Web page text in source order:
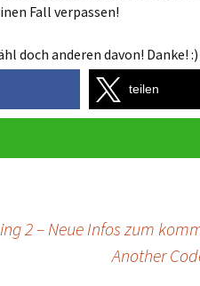
Fall verpassen!
doch anderen davon! Danke! :)
teilen
2 – Neue Infos zum
Another